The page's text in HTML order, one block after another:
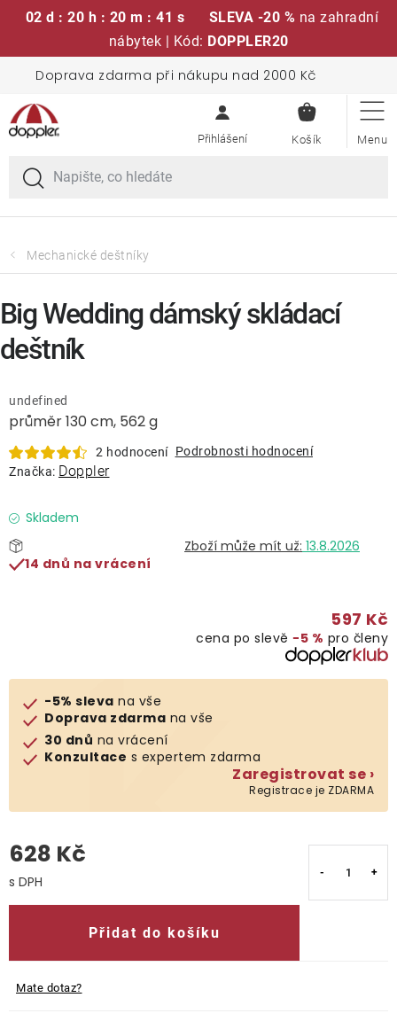
02 d : 20 h : 20 m : 41 s SLEVA -20 % na zahradní
nábytek | Kód: DOPPLER20
obsah
Doprava zdarma při nákupu nad 2000 Kč
KOŠÍK
Sedací soupravy
Slunečníky
Křesla a židle
Lavice a houpačky
Lehátka
Doplňky
Deštníky
Gastro produkty
Klub výhod
Mechanické deštníky
průměr 130 cm, 562 g
undefined
2 hodnocení Podrobnosti hodnocení
Značka: Doppler
Skladem
13.8.2026
14 dnů na vrácení
597 Kč
cena po slevě −5 % pro členy
-5% sleva na vše
Doprava zdarma na vše
30 dnů na vrácení
Konzultace s expertem zdarma
Zaregistrovat se ›
Registrace je ZDARMA
628 Kč
Přidat do košíku
Mate dotaz?
Big Wedding dámský skládací
deštník